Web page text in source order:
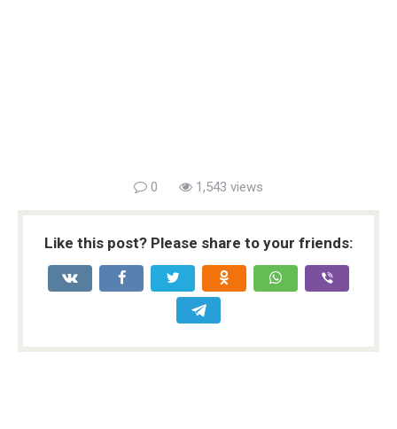
0 1,543 views
Like this post? Please share to your friends: